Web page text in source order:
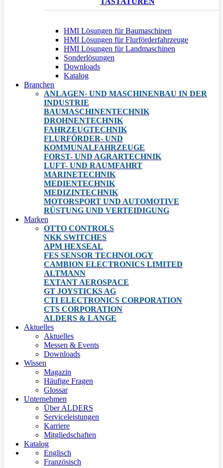
HMI Lösungen für Baumaschinen
HMI Lösungen für Flurförderfahrzeuge
HMI Lösungen für Landmaschinen
Sonderlösungen
Downloads
Katalog
Branchen
ANLAGEN- UND MASCHINENBAU IN DER
INDUSTRIE
BAUMASCHINENTECHNIK
DROHNENTECHNIK
FAHRZEUGTECHNIK
FLURFÖRDER- UND
KOMMUNALFAHRZEUGE
FORST- UND AGRARTECHNIK
LUFT- UND RAUMFAHRT
MARINETECHNIK
MEDIENTECHNIK
MEDIZINTECHNIK
MOTORSPORT UND AUTOMOTIVE
RÜSTUNG UND VERTEIDIGUNG
Marken
OTTO CONTROLS
NKK SWITCHES
APM HEXSEAL
FES SENSOR TECHNOLOGY
CAMBION ELECTRONICS LIMITED
ALTMANN
EXTANT AEROSPACE
GT JOYSTICKS AG
CTI ELECTRONICS CORPORATION
CTS CORPORATION
ALDERS & LANGE
Aktuelles
Aktuelles
Messen & Events
Downloads
Wissen
Magazin
Häufige Fragen
Glossar
Unternehmen
Über ALDERS
Serviceleistungen
Karriere
Mitgliedschaften
Katalog
Englisch
Französisch